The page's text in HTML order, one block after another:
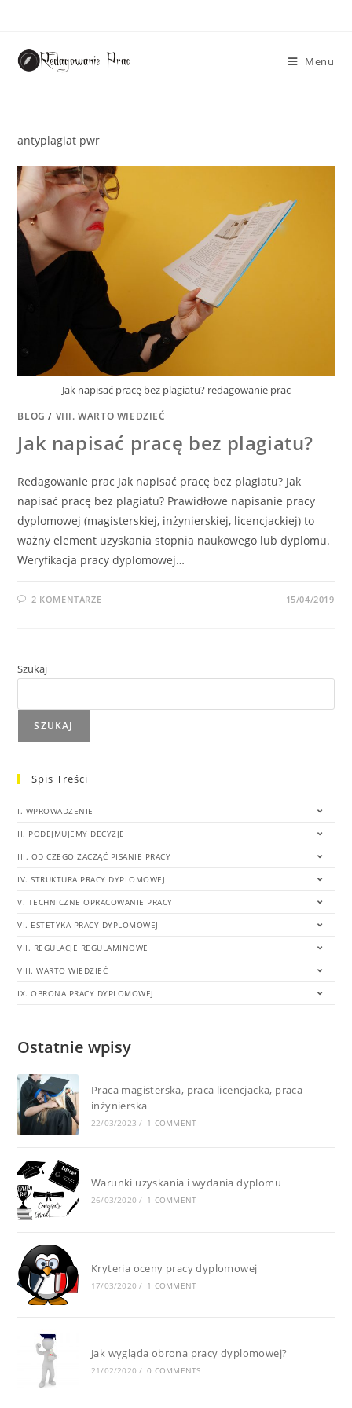
Menu
antyplagiat pwr
Jak napisać pracę bez plagiatu? redagowanie prac
BLOG / VIII. WARTO WIEDZIEĆ
Jak napisać pracę bez plagiatu?
Redagowanie prac Jak napisać pracę bez plagiatu? Jak
napisać pracę bez plagiatu? Prawidłowe napisanie pracy
dyplomowej (magisterskiej, inżynierskiej, licencjackiej) to
ważny element uzyskania stopnia naukowego lub dyplomu.
Weryfikacja pracy dyplomowej…
2 KOMENTARZE 15/04/2019
Szukaj
SZUKAJ
Spis Treści
I. WPROWADZENIE
II. PODEJMUJEMY DECYZJE
III. OD CZEGO ZACZĄĆ PISANIE PRACY
IV. STRUKTURA PRACY DYPLOMOWEJ
V. TECHNICZNE OPRACOWANIE PRACY
VI. ESTETYKA PRACY DYPLOMOWEJ
VII. REGULACJE REGULAMINOWE
VIII. WARTO WIEDZIEĆ
IX. OBRONA PRACY DYPLOMOWEJ
Ostatnie wpisy
Praca magisterska, praca licencjacka, praca
inżynierska
22/03/2023 / 1 COMMENT
Warunki uzyskania i wydania dyplomu
26/03/2020 / 1 COMMENT
Kryteria oceny pracy dyplomowej
17/03/2020 / 1 COMMENT
Jak wygląda obrona pracy dyplomowej?
21/02/2020 / 0 COMMENTS